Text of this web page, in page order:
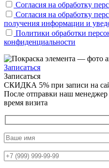
Согласия на обработку
Согласия на обработку
получения информации и
Политики обработки
конфиденциальности
Записаться
Записаться
СКИДКА 5% при записи на
После отправки наш
время визита